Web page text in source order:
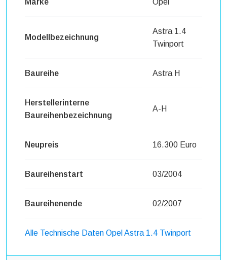
Marke Opel
Modellbezeichnung
Astra 1.4
Twinport
Baureihe Astra H
Herstellerinterne
Baureihenbezeichnung
A-H
Neupreis 16.300 Euro
Baureihenstart 03/2004
Baureihenende 02/2007
Alle Technische Daten Opel Astra 1.4 Twinport